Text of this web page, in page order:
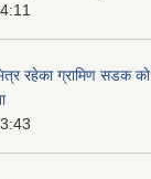
रहेका ग्रामिण सडक काे